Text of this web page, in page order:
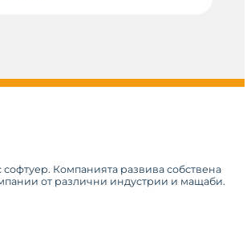
Компанията развива собствена
от различни индустрии и мащаби.